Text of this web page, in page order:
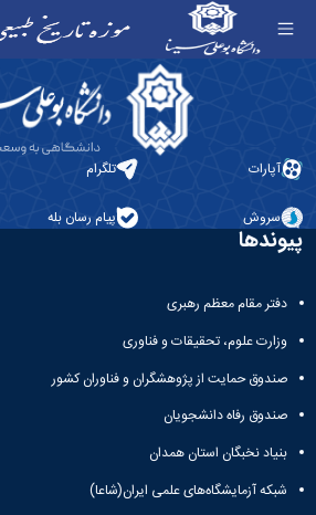
موزه
مدیریت
کارکنان
پیشین
سالن
معرفی
سالن
فضاهای
تصاویر
ارتباط
تماس
با
موزه تاریخ طبیعی - موزه تاریخ
آپارات تلگرام
سروش پیام رسان بله
پیوندها
دفتر مقام معظم رهبری
وزارت علوم، تحقیقات و فناوری
صندوق حمایت از پژوهشگران و فناوران کشور
صندوق رفاه دانشجویان
بنیاد نخبگان استان همدان
شبکه آزمایشگاه‌های علمی ایران(شاعا)